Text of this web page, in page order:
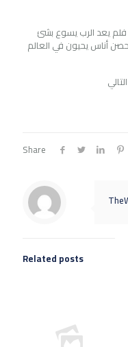
فلم يعد الرب يسوع بشئ
أناس يحيون في العالم
Share
Related posts